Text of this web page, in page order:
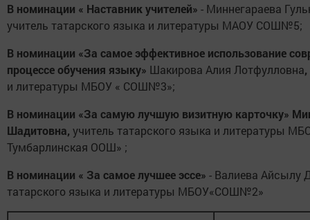
В номинации « Наставник учителей» - Миннегараева
учитель татарского языка и литературы МАОУ СОШ№5;
В номинации «За самое эффективное использование
процессе обучения языку» Шакирова Алия Лотфулловна,
и литературы МБОУ « СОШ№3»;
В номинации «За самую лучшую визитную карточку»
Шадитовна, учитель татарского языка и литературы
Тумбарлинская ООШ» ;
В номинации « За самое лучшее эссе» - Валиева Айсылу
татарского языка и литературы МБОУ«СОШ№2»